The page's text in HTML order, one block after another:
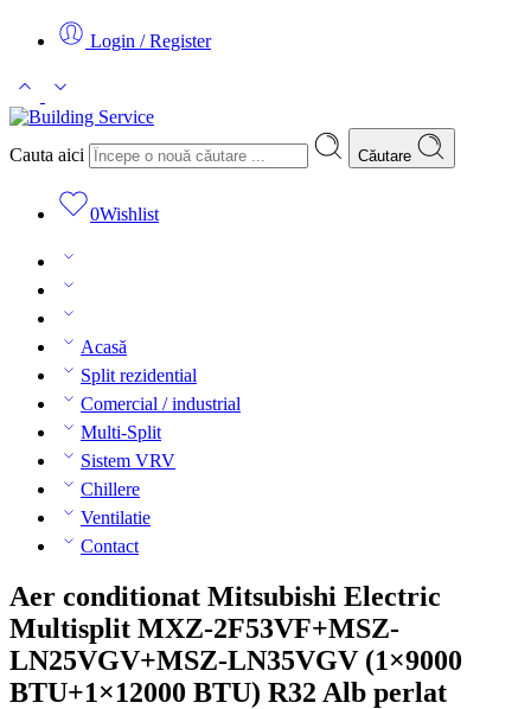
Login / Register
Cauta aici Căutare
0Wishlist
Acasă
Split rezidential
Comercial / industrial
Multi-Split
Sistem VRV
Chillere
Ventilatie
Contact
Aer conditionat Mitsubishi Electric
Multisplit MXZ-2F53VF+MSZ-
LN25VGV+MSZ-LN35VGV (1×9000
BTU+1×12000 BTU) R32 Alb perlat